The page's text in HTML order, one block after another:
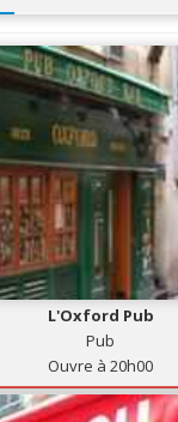
L'Oxford Pub
Pub
Ouvre à 20h00